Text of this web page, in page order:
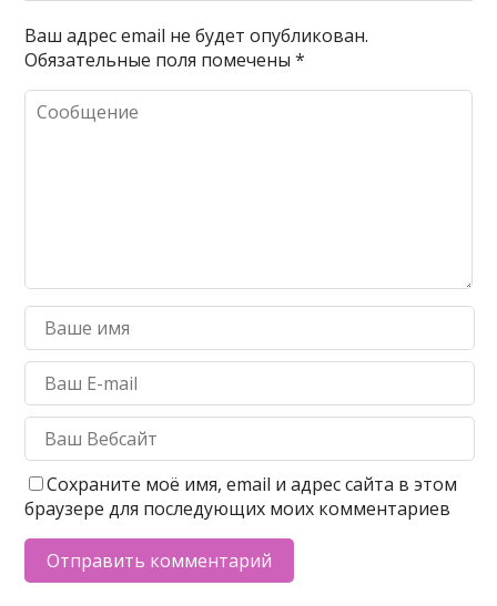
Ваш адрес email не будет опубликован.
Обязательные поля помечены*
Сохраните моё имя, email и адрес сайта в этом
браузере для последующих моих комментариев